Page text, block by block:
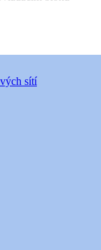
sítí